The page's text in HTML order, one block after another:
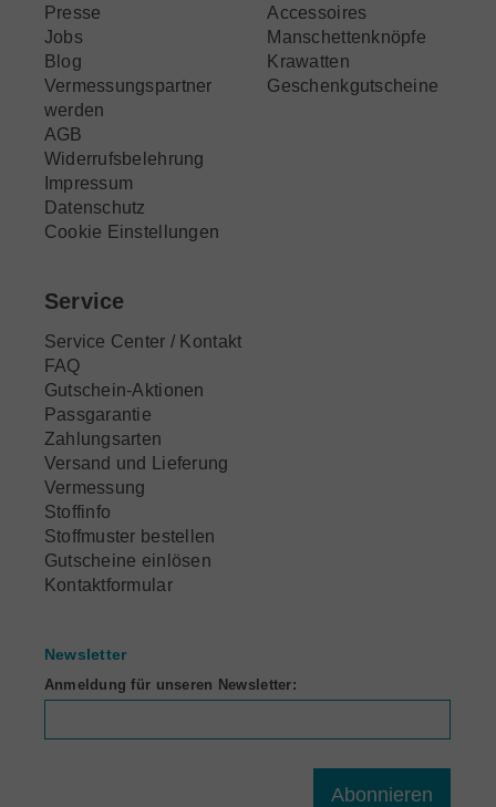
Presse
Jobs
Blog
Vermessungspartner
werden
AGB
Widerrufsbelehrung
Impressum
Datenschutz
Cookie Einstellungen
Accessoires
Manschettenknöpfe
Krawatten
Geschenkgutscheine
Service
Service Center / Kontakt
FAQ
Gutschein-Aktionen
Passgarantie
Zahlungsarten
Versand und Lieferung
Vermessung
Stoffinfo
Stoffmuster bestellen
Gutscheine einlösen
Kontaktformular
Newsletter
Anmeldung für unseren Newsletter:
Abonnieren